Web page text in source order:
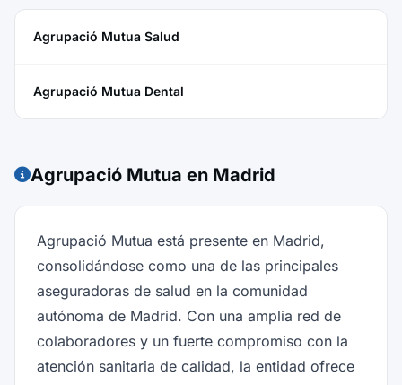
Agrupació Mutua Salud
Agrupació Mutua Dental
Agrupació Mutua en Madrid
Agrupació Mutua está presente en Madrid,
consolidándose como una de las principales
aseguradoras de salud en la comunidad
autónoma de Madrid. Con una amplia red de
colaboradores y un fuerte compromiso con la
atención sanitaria de calidad, la entidad ofrece